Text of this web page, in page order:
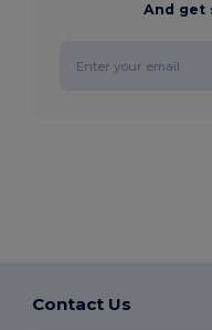
And get
Contact Us